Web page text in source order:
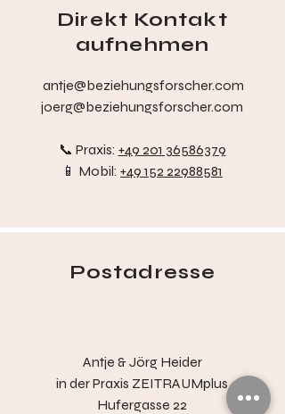
Direkt Kontakt
aufnehmen
antje@beziehungsforscher.com
joerg@beziehungsforscher.com
📞 Praxis: +49 201 36586379
📱 Mobil: +49 152 22988581
Postadresse
Antje & Jörg Heider
in derPraxis ZEITRAUMplus
Hufergasse 22